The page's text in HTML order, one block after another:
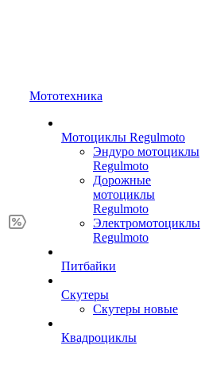
Мототехника
Мотоциклы Regulmoto
Эндуро мотоциклы
Regulmoto
Дорожные
мотоциклы
Regulmoto
Электромотоциклы
Regulmoto
Питбайки
Скутеры
Скутеры новые
Квадроциклы